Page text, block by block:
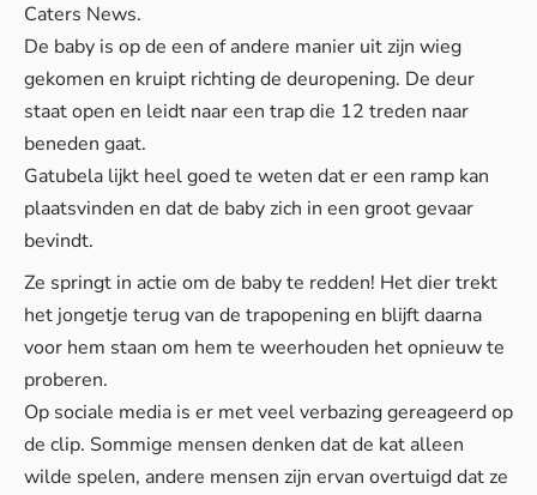
Caters News.
De baby is op de een of andere manier uit zijn wieg
gekomen en kruipt richting de deuropening. De deur
staat open en leidt naar een trap die 12 treden naar
beneden gaat.
Gatubela lijkt heel goed te weten dat er een ramp kan
plaatsvinden en dat de baby zich in een groot gevaar
bevindt.
Ze springt in actie om de baby te redden! Het dier trekt
het jongetje terug van de trapopening en blijft daarna
voor hem staan om hem te weerhouden het opnieuw te
proberen.
Op sociale media is er met veel verbazing gereageerd op
de clip. Sommige mensen denken dat de kat alleen
wilde spelen, andere mensen zijn ervan overtuigd dat ze